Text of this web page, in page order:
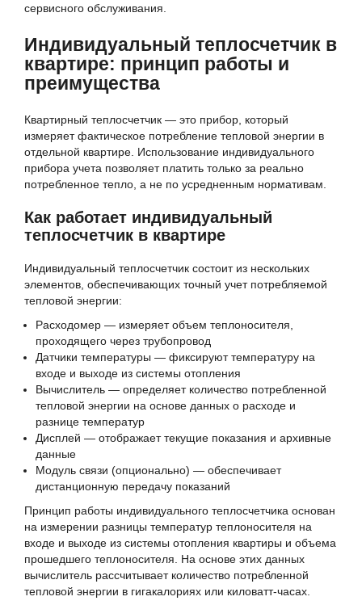
сервисного обслуживания.
Индивидуальный теплосчетчик в
квартире: принцип работы и
преимущества
Квартирный теплосчетчик — это прибор, который
измеряет фактическое потребление тепловой энергии в
отдельной квартире. Использование индивидуального
прибора учета позволяет платить только за реально
потребленное тепло, а не по усредненным нормативам.
Как работает индивидуальный
теплосчетчик в квартире
Индивидуальный теплосчетчик состоит из нескольких
элементов, обеспечивающих точный учет потребляемой
тепловой энергии:
Расходомер — измеряет объем теплоносителя,
проходящего через трубопровод
Датчики температуры — фиксируют температуру на
входе и выходе из системы отопления
Вычислитель — определяет количество потребленной
тепловой энергии на основе данных о расходе и
разнице температур
Дисплей — отображает текущие показания и архивные
данные
Модуль связи (опционально) — обеспечивает
дистанционную передачу показаний
Принцип работы индивидуального теплосчетчика основан
на измерении разницы температур теплоносителя на
входе и выходе из системы отопления квартиры и объема
прошедшего теплоносителя. На основе этих данных
вычислитель рассчитывает количество потребленной
тепловой энергии в гигакалориях или киловатт-часах.